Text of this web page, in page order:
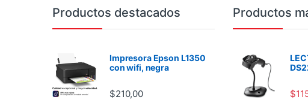
Brands Carousel
Productos destacados
Impresora Epson L1350
con wifi, negra
$210,00
Productos
$